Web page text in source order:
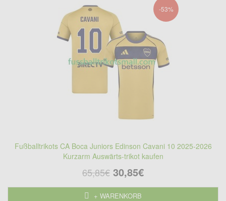
-53%
Fußballtrikots CA Boca Juniors Edinson Cavani 10 2025-2026
Kurzarm Auswärts-trikot kaufen
65,85€ 30,85€
+ WARENKORB